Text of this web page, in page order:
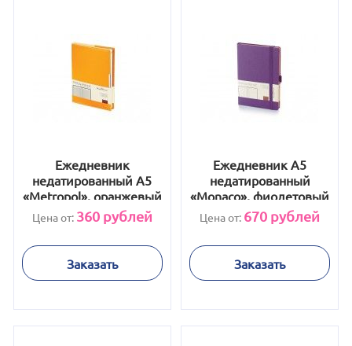
Ежедневник
недатированный А5
«Metropol», оранжевый
Цена от: 360рублей
Заказать
Ежедневник А5
недатированный
«Monaco», фиолетовый
Цена от: 670 рублей
Заказать